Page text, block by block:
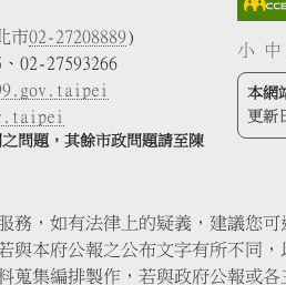
市02-27208889)
02-27593266
問題，其餘市政問題請至陳
小 中
本網
更新
，如有法律上的疑義，建議您可
本府公報之公布文字有所不同，
集編排製作，若與政府公報或